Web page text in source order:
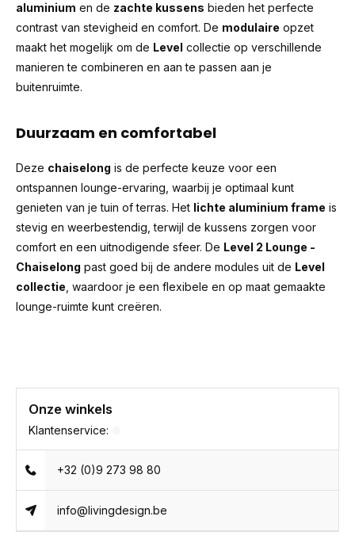
aluminium en de zachte kussens bieden het perfecte
contrast van stevigheid en comfort. De modulaire opzet
maakt het mogelijk om de Level collectie op verschillende
manieren te combineren en aan te passen aan je
buitenruimte.
Duurzaam en comfortabel
Deze chaiselong is de perfecte keuze voor een
ontspannen lounge-ervaring, waarbij je optimaal kunt
genieten van je tuin of terras. Het lichte aluminium frame is
stevig en weerbestendig, terwijl de kussens zorgen voor
comfort en een uitnodigende sfeer. De Level 2 Lounge -
Chaiselong past goed bij de andere modules uit de Level
collectie , waardoor je een flexibele en op maat gemaakte
lounge-ruimte kunt creëren.
Onze winkels
Klantenservice:
+32 (0)9 273 98 80
info@livingdesign.be